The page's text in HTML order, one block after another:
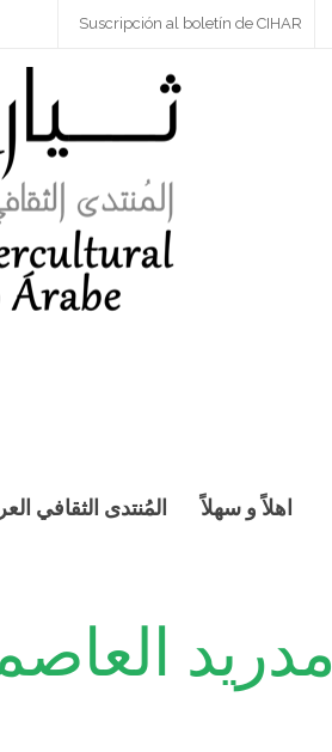
Suscripción al boletín de CIHAR
اهلاً و سهلاً المُنتدى الثقافي
مدريد